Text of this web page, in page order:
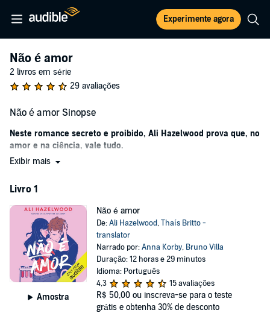
Experimente agora
Não é amor
2 livros em série
29 avaliações
Não é amor Sinopse
Neste romance secreto e proibido, Ali Hazelwood prova que, no
amor e na ciência, vale tudo.
A vida de Rue Siebert não é perfeita, mas ela tem alguns poucos
biotecnologia na Kline, uma das mais promissoras startups no
Ela lutou muito para construir esse mundinho seguro e agradável,
que ameaça desmoronar quando um homem terrivelmente
atraente lidera uma aquisição hostil da Kline.
Eli Killgore, sócio da Harkness, tem os próprios motivos para querer
tomar a empresa em que Rue trabalha. Acostumado a conseguir o
que quer, ele se vê diante de uma angustiante exceção: Rue. A
mulher em quem não consegue parar de pensar. A mulher que não
Exibir mais
Livro 1
Amostra
Não é amor
De:Ali Hazelwood,Thaís Britto -
translator
Narrado por:Anna Korby, Bruno Villa
Duração: 12 horas e 29 minutos
Idioma: Português
4,3
15 avaliações
R$ 50,00 ou inscreva-se para o teste
grátis e obtenha 30% de desconto